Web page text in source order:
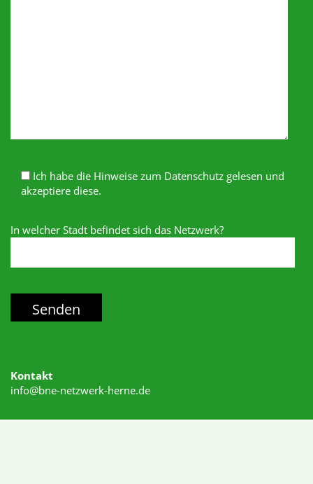
Ich habe die Hinweise zum Datenschutz gelesen und
akzeptiere diese.
In welcher Stadt befindet sich das Netzwerk?
Kontakt
info@bne-netzwerk-herne.de